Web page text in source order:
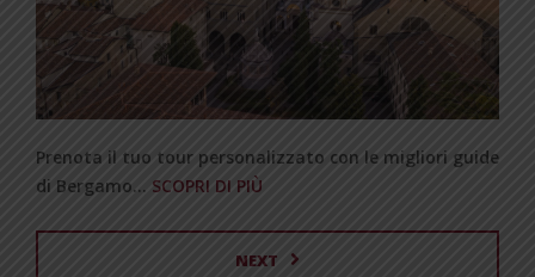
Prenota il tuo tour personalizzato con le migliori guide
di Bergamo… SCOPRI DI PIÙ
NEXT